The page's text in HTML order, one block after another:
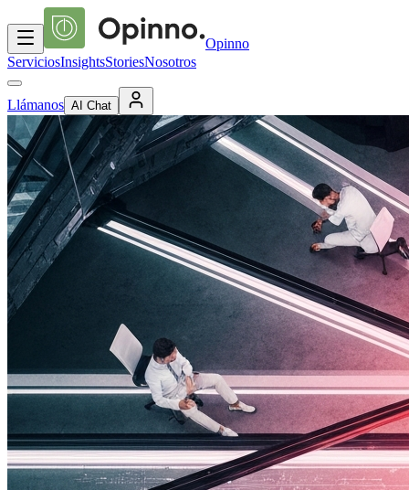
Opinno
ServiciosInsightsStoriesNosotros
Llámanos AI Chat